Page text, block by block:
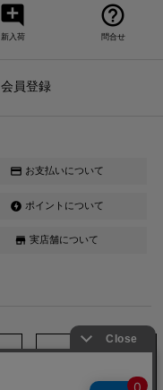
add_comment
新入荷
help_outline
問合せ
会員登録
credit_card お支払いについて
offline_bolt ポイントについて
store 実店舗について